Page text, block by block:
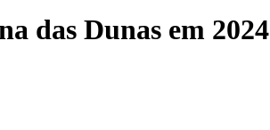
das Dunas em 2024